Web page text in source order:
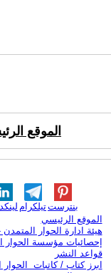
الموقع
تيلكرامبنترست
الموقع الرئيسي
هيئة ادارة الحوار المتمدن
إحصائيات مؤسسة الحوار
قواعد النشر
ابرز كتاب / كاتبات الحوار